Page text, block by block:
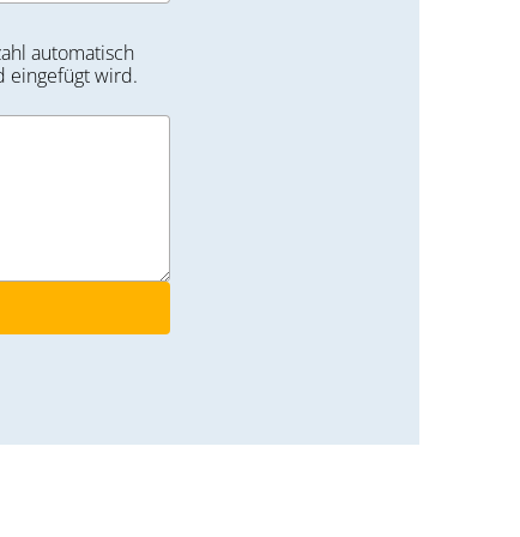
automatisch
eingefügt wird.